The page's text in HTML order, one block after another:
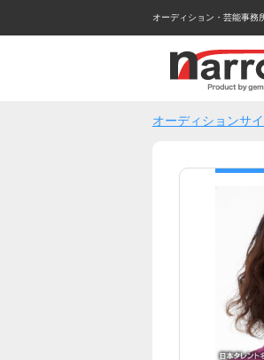
オーディション・芸能事務
オーディションサ